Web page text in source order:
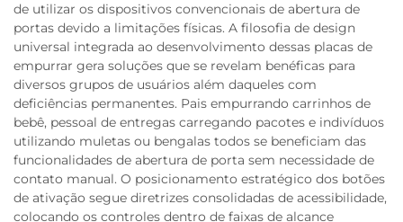
de utilizar os dispositivos convencionais de abertura de
portas devido a limitações físicas. A filosofia de design
universal integrada ao desenvolvimento dessas placas de
empurrar gera soluções que se revelam benéficas para
diversos grupos de usuários além daqueles com
deficiências permanentes. Pais empurrando carrinhos de
bebê, pessoal de entregas carregando pacotes e indivíduos
utilizando muletas ou bengalas todos se beneficiam das
funcionalidades de abertura de porta sem necessidade de
contato manual. O posicionamento estratégico dos botões
de ativação segue diretrizes consolidadas de acessibilidade,
colocando os controles dentro de faixas de alcance